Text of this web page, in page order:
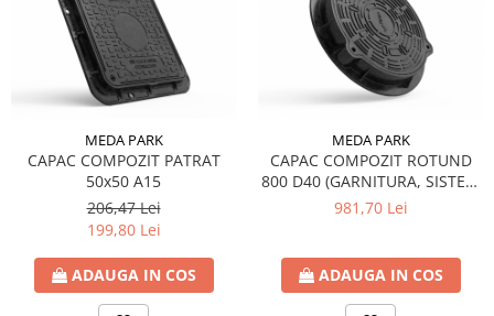
MEDA PARK
CAPAC COMPOZIT PATRAT
50x50 A15
206,47 Lei
199,80 Lei
ADAUGA IN COS
MEDA PARK
CAPAC COMPOZIT ROTUND
800 D40 (GARNITURA, SISTEM
INCHIDERE)
981,70 Lei
ADAUGA IN COS